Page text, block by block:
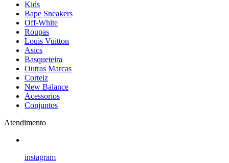
Kids
Bape Sneakers
Off-White
Roupas
Louis Vuitton
Asics
Basqueteira
Outras Marcas
Corteiz
New Balance
Acessorios
Conjuntos
Atendimento
instagram